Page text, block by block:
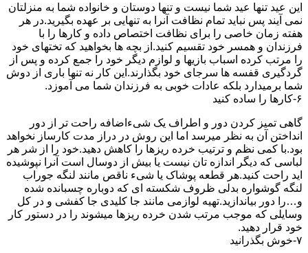
این عید تنها عید شما نیست و تنها دوستان و خانواده شما به منزلتان
نمی آیند پس نباید تمام نظافت آنرا به تنهایی بر عهده بگیرید.در هر
هفته زمان خاصی را برای نظافت اختصاص داده و کارها را با
فرزندان و همسر خود تقسیم کنید.از بچه ها بخواهید که تختهای خود
را مرتب کرده اسباب بازیها و لوازم دیگر خود را جمع کرده و پس از
گردگیری قفسه ها سرجای خود بگذارند.این کار نه تنها باری از دوش
شما برمیدارد بلکه عادات خوبی به فرزندان شما می آموزد.
۶-کارها را ساده کنید
گاهی تمیز کردن دور و اطراف یک شیءاضافه راحت تر از دور
انداختن آن به نظر میرسد اما این روش در دراز مدت کارساز نخواهد
بود.با کمی نظم و ترتیب خرده ریزها را کاهش دهید.خود را از شر هر
لباسی که دیگر اندازه تان نیست یا بیش از دوسال است آنرا نپوشیده
اید راحت کنید.هر قطعه پوشاک یا شیء ناقص مانند لنگه جوراب
لنگه گوشواره بدلی ظروف شکسته ای که دوباره چسبانده شده
و…را دور بیاندازید.تهیه لوازمی مانند جا کلیدی جا کفشی و در کل
وسایلی که موجب مرتب شدن خرده ریزها میشوند را در دستور کار
خود قرار دهید.
۷-خوش بگذرانید